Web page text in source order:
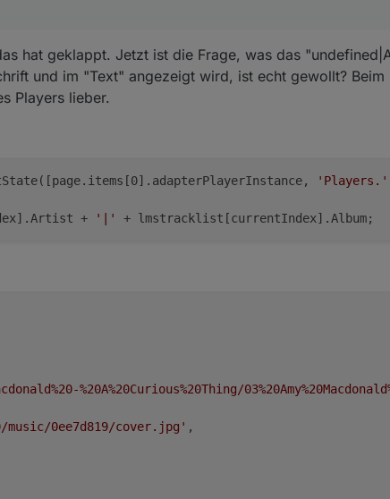
hat geklappt. Jetzt ist die Frage, was das
und im "Text" angezeigt wird, ist echt gewollt? Beim
Players lieber.
'Players.'
+
'|' + lmstracklist[currentIndex].Album;
%20A%20Curious%20Thing/
0ee7d819/cover.jpg' ,